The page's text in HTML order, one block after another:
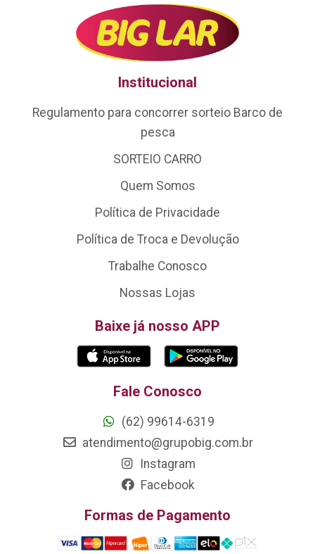
Institucional
Regulamento para concorrer sorteio Barco de
pesca
SORTEIO CARRO
Quem Somos
Política de Privacidade
Política de Troca e Devolução
Trabalhe Conosco
Nossas Lojas
Baixe já nosso APP
Fale Conosco
(62) 99614-6319
atendimento@grupobig.com.br
Instagram
Facebook
Formas de Pagamento